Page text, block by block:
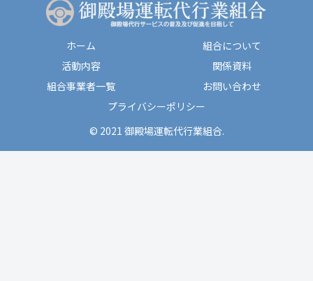
ホーム
組合について
活動内容
関係資料
組合事業者一覧
お問い合わせ
プライバシーポリシー
© 2021 御殿場運転代行業組合.